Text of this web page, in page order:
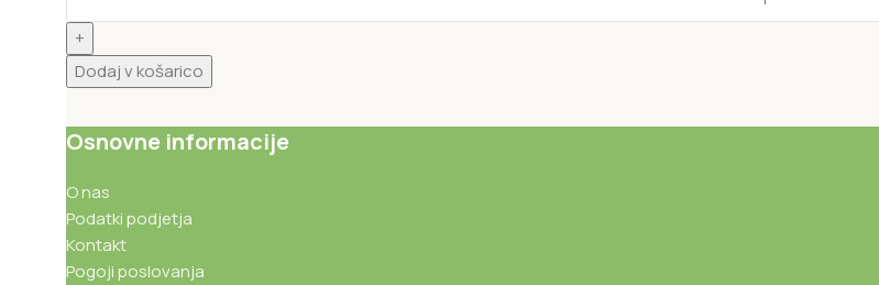
+
Dodaj v košarico
Osnovne informacije
O nas
Podatki podjetja
Kontakt
Pogoji poslovanja